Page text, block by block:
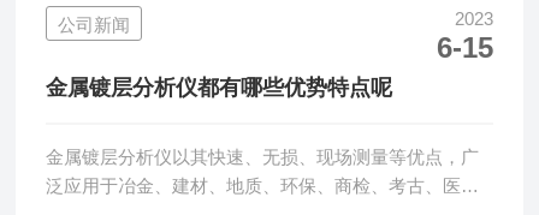
公司新闻 2023
6-15
金属镀层分析仪都有哪些优势特点呢
金属镀层分析仪以其快速、无损、现场测量等优点，广
泛应用于冶金、建材、地质、环保、商检、考古、医学